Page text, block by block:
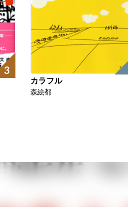
3
カラフル
森絵都